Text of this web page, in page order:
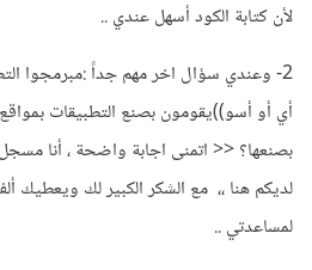
لأن كتابة الكود أسهل عندي ..
2- وعندي سؤال اخر مهم جداً :مبرمجوا
أي أو أسو))يقومون بصنع التطبيقات
بصنعها؟ << اتمنى اجابة واضحة ، أنا
لديكم هنا ،، مع الشكر الكبير لك ويعطيك
لمساعدتي ..